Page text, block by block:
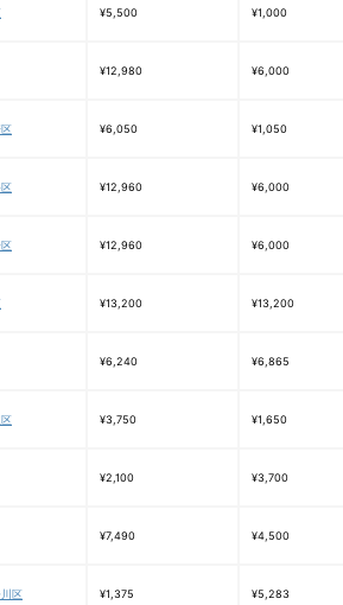
¥5,500 ¥1,000
¥12,980 ¥6,000
¥6,050 ¥1,050
¥12,960 ¥6,000
¥12,960 ¥6,000
¥13,200 ¥13,200
¥6,240 ¥6,865
¥3,750 ¥1,650
¥2,100 ¥3,700
¥7,490 ¥4,500
区 ¥1,375 ¥5,283